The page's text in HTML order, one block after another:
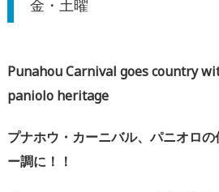
金・土曜
Punahou Carnival goes country
paniolo heritage
プナホウ・カーニバル、パニオロ
ー調に！ ！